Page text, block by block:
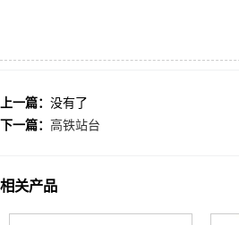
上一篇： 没有了
下一篇： 高铁站台
相关产品